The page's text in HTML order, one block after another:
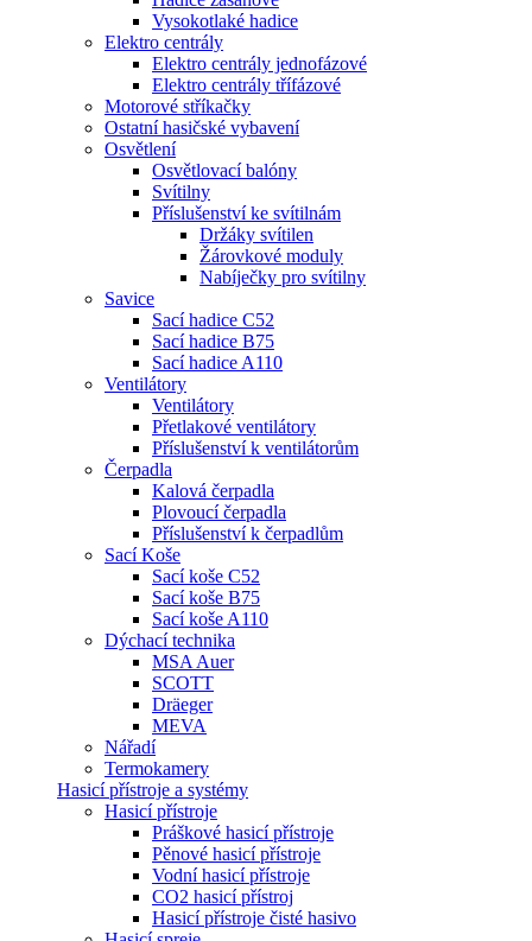
Vysokotlaké hadice
Elektro centrály
Elektro centrály jednofázové
Elektro centrály třífázové
Motorové stříkačky
Ostatní hasičské vybavení
Osvětlení
Osvětlovací balóny
Svítilny
Příslušenství ke svítilnám
Držáky svítilen
Žárovkové moduly
Nabíječky pro svítilny
Savice
Sací hadice C52
Sací hadice B75
Sací hadice A110
Ventilátory
Ventilátory
Přetlakové ventilátory
Příslušenství k ventilátorům
Čerpadla
Kalová čerpadla
Plovoucí čerpadla
Příslušenství k čerpadlům
Sací Koše
Sací koše C52
Sací koše B75
Sací koše A110
Dýchací technika
MSA Auer
SCOTT
Dräeger
MEVA
Nářadí
Termokamery
Hasicí přístroje a systémy
Hasicí přístroje
Práškové hasicí přístroje
Pěnové hasicí přístroje
Vodní hasicí přístroje
CO2 hasicí přístroj
Hasicí přístroje čisté hasivo